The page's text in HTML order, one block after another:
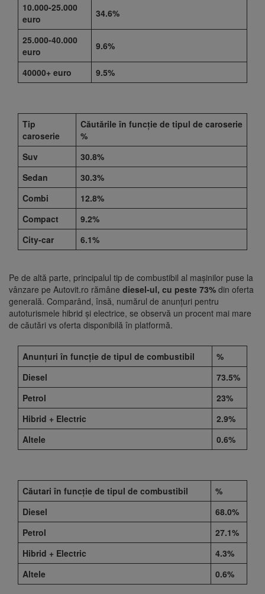
10.000-25.000
euro
34.6%
25.000-40.000
euro
9.6%
40000+ euro 9.5%
Tip
caroserie
Căutările în funcție de tipul de caroserie
%
Suv
30.8%
Sedan
30.3%
Combi
12.8%
Compact
9.2%
City-car
6.1%
Pe de altă parte, principalul tip de combustibil al mașinilor puse la
vânzare pe Autovit.ro rămâne diesel-ul, cu peste 73% din oferta
generală. Comparând, însă, numărul de anunțuri pentru
autoturismele hibrid și electrice, se observă un procent mai mare
de căutări vs oferta disponibilă în platformă.
Anunțuri în funcție de tipul de combustibil
%
Diesel
73.5%
Petrol
23%
Hibrid + Electric
2.9%
Altele
0.6%
Căutari în funcție de tipul de combustibil
%
Diesel
68.0%
Petrol
27.1%
Hibrid + Electric
4.3%
Altele
0.6%